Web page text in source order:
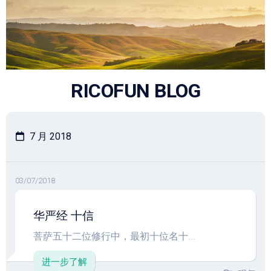
跳
至
容
RICOFUN BLOG
7 月 2018
03/07/2018
华严经 十信
菩萨五十二位修行中，最初十位名十...
进一步了解